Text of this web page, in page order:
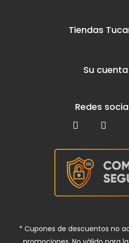
Tiendas
Su cuenta
Redes
* Cupones de descuentos no